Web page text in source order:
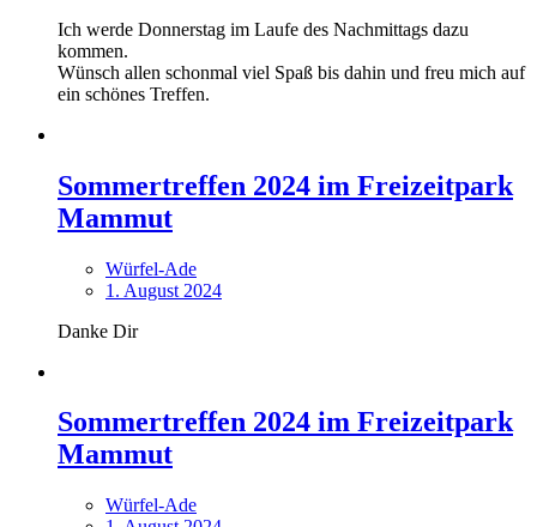
Ich werde Donnerstag im Laufe des Nachmittags dazu
kommen.
Wünsch allen schonmal viel Spaß bis dahin und freu mich auf
ein schönes Treffen.
Sommertreffen 2024 im Freizeitpark
Mammut
Würfel-Ade
1. August 2024
Danke Dir
Sommertreffen 2024 im Freizeitpark
Mammut
Würfel-Ade